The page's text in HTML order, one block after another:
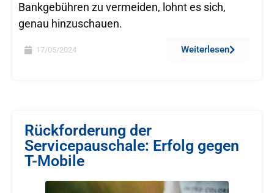
Bankgebühren zu vermeiden, lohnt es sich,
genau hinzuschauen.
17/05/2024 Weiterlesen
Rückforderung der
Servicepauschale: Erfolg gegen
T-Mobile